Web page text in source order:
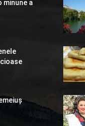
minune a